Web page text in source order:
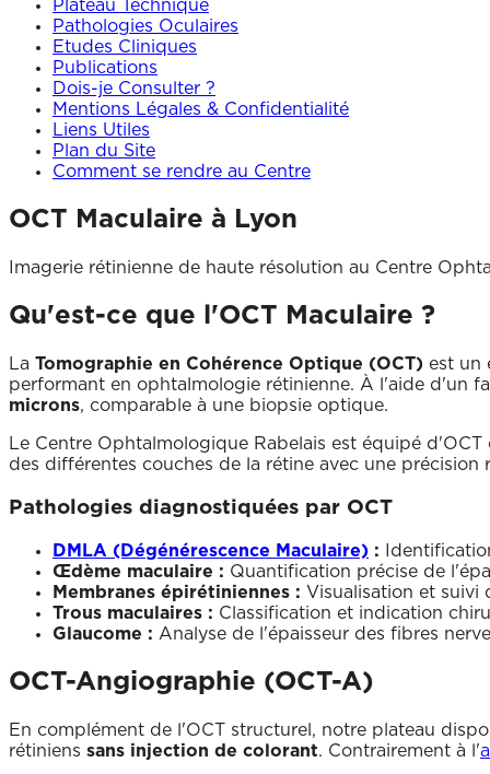
Plateau Technique
Pathologies Oculaires
Etudes Cliniques
Publications
Dois-je Consulter ?
Mentions Légales & Confidentialité
Liens Utiles
Plan du Site
Comment se rendre au Centre
OCT Maculaire à Lyon
Imagerie rétinienne de haute résolution au Centre
Qu'est-ce que l'OCT Maculaire ?
La Tomographie en Cohérence Optique (OCT) est un
performant en ophtalmologie rétinienne. À l'aide d'un
microns, comparable à une biopsie optique.
Le Centre Ophtalmologique Rabelais est équipé
des différentes couches de la rétine avec une précision
Pathologies diagnostiquées par OCT
DMLA (Dégénérescence Maculaire) :
Œdème maculaire : Quantification précise de
Membranes épirétiniennes : Visualisation et suivi
Trous maculaires : Classification et indication
Glaucome : Analyse de l'épaisseur des fibres
OCT-Angiographie (OCT-A)
En complément de l'OCT structurel, notre plateau
rétiniens sans injection de colorant. Contrairement à l'